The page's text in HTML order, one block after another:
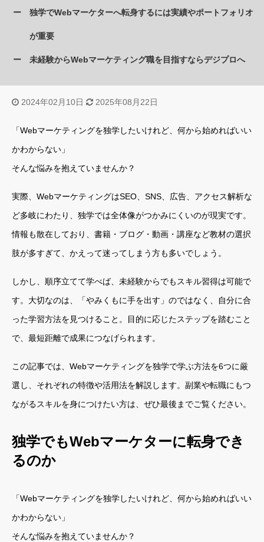
独学でWebマーケターへ転身するには実績やポートフォリオ
が重要
未経験からWebマーケティング職を目指すならデジプロへ
2024年02月10日 2025年08月22日
「Webマーケティングを独学したいけれど、何から始めればいい
かわからない」
そんな悩みを抱えていませんか？
実際、WebマーケティングはSEO、SNS、広告、アクセス解析な
ど多岐にわたり、独学では全体像がつかみにくいのが現実です。
情報も散在しており、書籍・ブログ・動画・講座など教材の選択
肢が多すぎて、かえって迷ってしまう方も多いでしょう。
しかし、順序立てて学べば、未経験からでもスキル習得は可能で
す。大切なのは、「やみくもに手を出す」のではなく、自分に合
った学習方法を見つけること。目的に応じたステップを踏むこと
で、最短距離で成果につなげられます。
この記事では、Webマーケティングを独学で学ぶ方法を6つに厳
選し、それぞれの特徴や活用法を解説します。副業や転職にもつ
ながるスキルを身につけたい方は、ぜひ最後までご覧ください。
独学でもWebマーケターに転身でき
るのか
「Webマーケティングを独学したいけれど、何から始めればいい
かわからない」
そんな悩みを抱えていませんか？